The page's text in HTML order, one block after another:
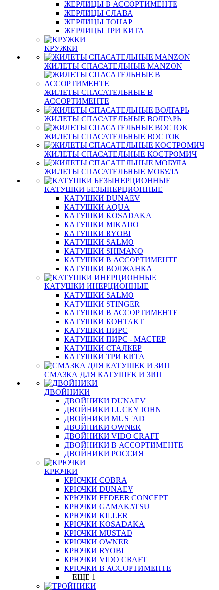
ЖЕРЛИЦЫ В АССОРТИМЕНТЕ
ЖЕРЛИЦЫ СЛАВА
ЖЕРЛИЦЫ ТОНАР
ЖЕРЛИЦЫ ТРИ КИТА
КРУЖКИ
ЖИЛЕТЫ СПАСАТЕЛЬНЫЕ MANZON
ЖИЛЕТЫ СПАСАТЕЛЬНЫЕ В
АССОРТИМЕНТЕ
ЖИЛЕТЫ СПАСАТЕЛЬНЫЕ ВОЛГАРЬ
ЖИЛЕТЫ СПАСАТЕЛЬНЫЕ ВОСТОК
ЖИЛЕТЫ СПАСАТЕЛЬНЫЕ КОСТРОМИЧ
ЖИЛЕТЫ СПАСАТЕЛЬНЫЕ МОБУЛА
КАТУШКИ БЕЗЫНЕРЦИОННЫЕ
КАТУШКИ DUNAEV
КАТУШКИ AQUA
КАТУШКИ KOSADAKA
КАТУШКИ MIKADO
КАТУШКИ RYOBI
КАТУШКИ SALMO
КАТУШКИ SHIMANO
КАТУШКИ В АССОРТИМЕНТЕ
КАТУШКИ ВОЛЖАНКА
КАТУШКИ ИНЕРЦИОННЫЕ
КАТУШКИ SALMO
КАТУШКИ STINGER
КАТУШКИ В АССОРТИМЕНТЕ
КАТУШКИ КОНТАКТ
КАТУШКИ ПИРС
КАТУШКИ ПИРС - МАСТЕР
КАТУШКИ СТАЛКЕР
КАТУШКИ ТРИ КИТА
СМАЗКА ДЛЯ КАТУШЕК И ЗИП
ДВОЙНИКИ
ДВОЙНИКИ DUNAEV
ДВОЙНИКИ LUCKY JOHN
ДВОЙНИКИ MUSTAD
ДВОЙНИКИ OWNER
ДВОЙНИКИ VIDO CRAFT
ДВОЙНИКИ В АССОРТИМЕНТЕ
ДВОЙНИКИ РОССИЯ
КРЮЧКИ
КРЮЧКИ COBRA
КРЮЧКИ DUNAEV
КРЮЧКИ FEDEER CONCEPT
КРЮЧКИ GAMAKATSU
КРЮЧКИ KILLER
КРЮЧКИ KOSADAKA
КРЮЧКИ MUSTAD
КРЮЧКИ OWNER
КРЮЧКИ RYOBI
КРЮЧКИ VIDO CRAFT
КРЮЧКИ В АССОРТИМЕНТЕ
+ ЕЩЕ 1